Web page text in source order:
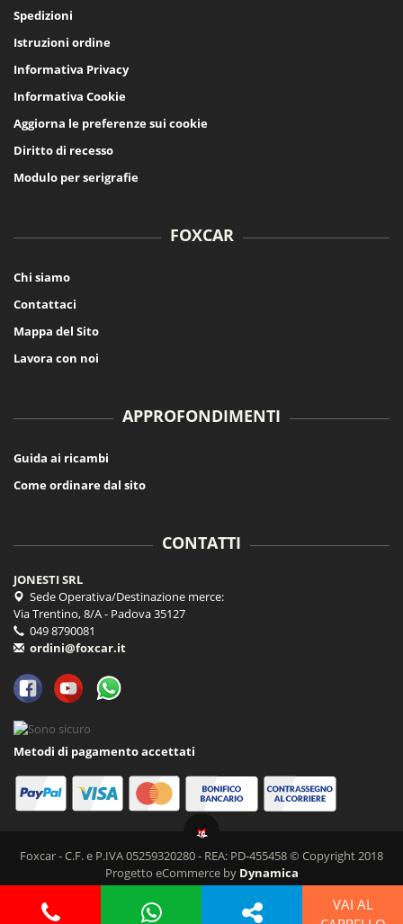
Spedizioni
Istruzioni ordine
Informativa Privacy
Informativa Cookie
Aggiorna le preferenze sui cookie
Diritto di recesso
Modulo per serigrafie
FOXCAR
Chi siamo
Contattaci
Mappa del Sito
Lavora con noi
APPROFONDIMENTI
Guida ai ricambi
Come ordinare dal sito
CONTATTI
JONESTI SRL
Sede Operativa/Destinazione merce:
Via Trentino, 8/A - Padova 35127
049 8790081
ordini@foxcar.it
Metodi di pagamento accettati
Foxcar - C.F. e P.IVA 05259320280 - REA: PD-455458 © Copyright 2018
Progetto eCommerce by Dynamica
VAI AL